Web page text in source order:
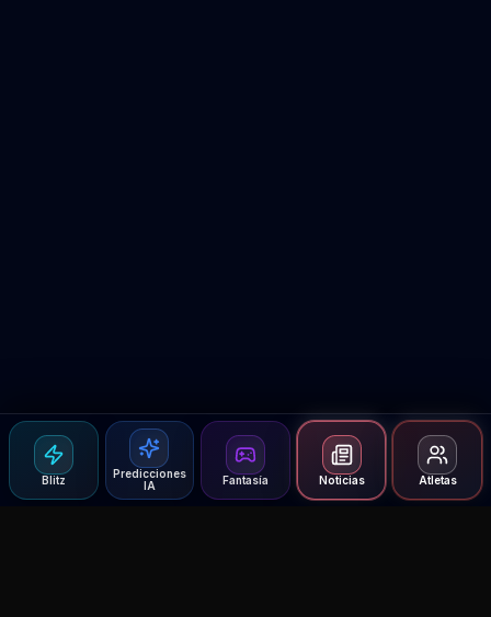
Blitz
Predicciones
IA
Fantasía Noticias Atletas